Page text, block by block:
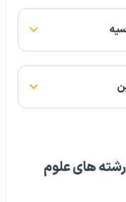
های علوم